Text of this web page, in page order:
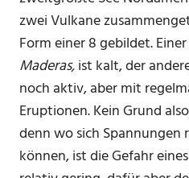
zwei Vulkane
Form einer 8 gebildet.
Maderas,ist kalt, der
noch aktiv, aber mit
Eruptionen. Kein Grund
denn wo sich Spannungen
können, ist die Gefahr